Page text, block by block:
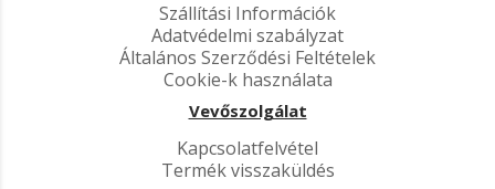
Szállítási Információk
Adatvédelmi szabályzat
Általános Szerződési Feltételek
Cookie-k használata
Vevőszolgálat
Kapcsolatfelvétel
Termék visszaküldés